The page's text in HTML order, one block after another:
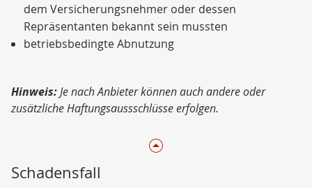
dem Versicherungsnehmer oder dessen
Repräsentanten bekannt sein mussten
betriebsbedingte Abnutzung
Hinweis:Je nach Anbieter können auch andere oder
zusätzliche Haftungsaussschlüsse erfolgen.
Schadensfall